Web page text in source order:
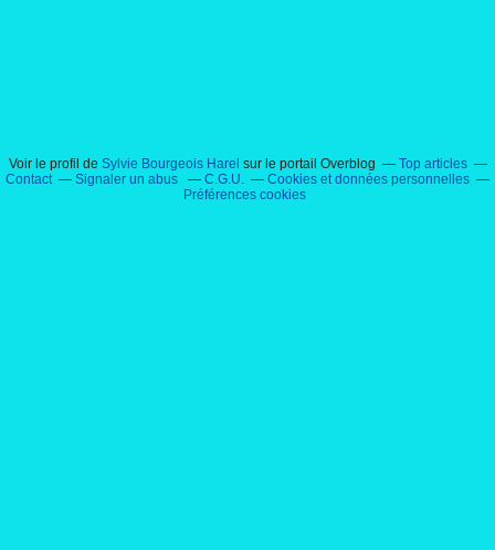
Voir le profil de Sylvie Bourgeois Harel sur le portail Overblog
Top articles
Contact
Signaler un abus C.G.U.
Cookies et données personnelles
Préférences cookies